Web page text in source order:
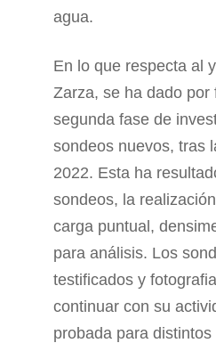
agua.
En lo que respecta al
Zarza, se ha dado por
segunda fase de
sondeos nuevos, tras
2022. Esta ha
sondeos, la
carga puntual,
para análisis. Los
testificados y
continuar con su
probada para distintos